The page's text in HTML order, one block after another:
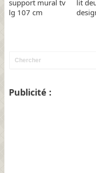
support mural tv
lg 107 cm
lit
Publicité :